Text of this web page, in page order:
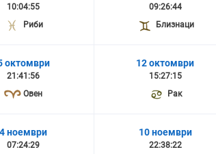
10:04:55
Риби
09:26:44
Близнаци
октомври
21:41:56
Овен
12 октомври
15:27:15
Рак
4 ноември
07:24:29
10 ноември
22:38:22